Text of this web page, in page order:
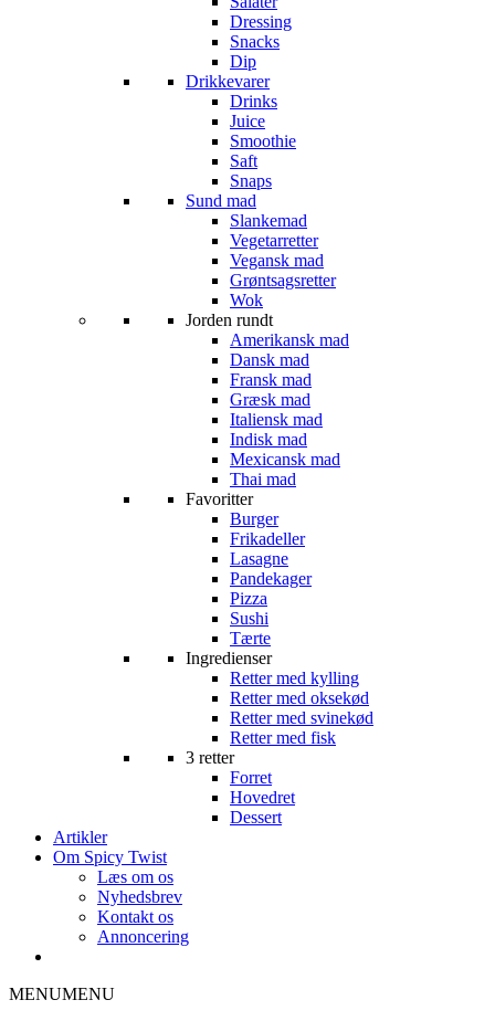
Dressing
Snacks
Dip
Drikkevarer
Drinks
Juice
Smoothie
Saft
Snaps
Sund mad
Slankemad
Vegetarretter
Vegansk mad
Grøntsagsretter
Wok
Jorden rundt
Amerikansk mad
Dansk mad
Fransk mad
Græsk mad
Italiensk mad
Indisk mad
Mexicansk mad
Thai mad
Favoritter
Burger
Frikadeller
Lasagne
Pandekager
Pizza
Sushi
Tærte
Ingredienser
Retter med kylling
Retter med oksekød
Retter med svinekød
Retter med fisk
3 retter
Forret
Hovedret
Dessert
Artikler
Om Spicy Twist
Læs om os
Nyhedsbrev
Kontakt os
Annoncering
MENUMENU